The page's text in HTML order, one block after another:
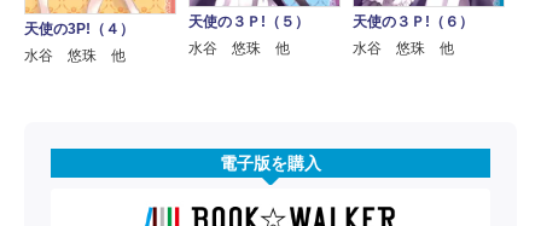
天使の3P!（４）
水谷 悠珠 他
天使の３Ｐ!（５）
水谷 悠珠 他
天使の３Ｐ!（６）
水谷 悠珠 他
電子版を購入